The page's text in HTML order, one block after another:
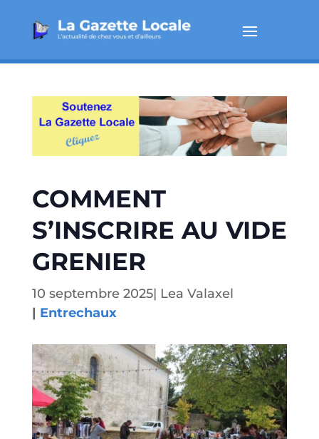
COMMENT
S’INSCRIRE AU VIDE
GRENIER
10 septembre 2025| Lea Valaxel
| Entrechaux